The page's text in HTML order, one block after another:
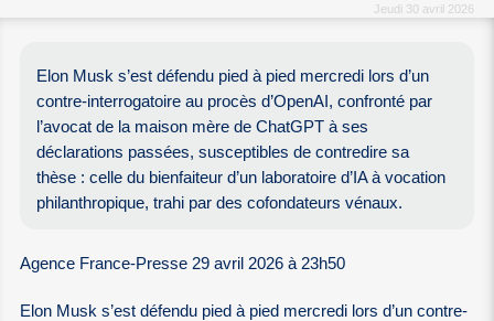
Jeudi 30 avril 2026
Elon Musk s’est défendu pied à pied mercredi lors d’un
contre-interrogatoire au procès d’OpenAI, confronté par
l’avocat de la maison mère de ChatGPT à ses
déclarations passées, susceptibles de contredire sa
thèse : celle du bienfaiteur d’un laboratoire d’IA à vocation
philanthropique, trahi par des cofondateurs vénaux.
Agence France-Presse 29 avril 2026 à 23h50
Elon Musk s’est défendu pied à pied mercredi lors d’un contre-